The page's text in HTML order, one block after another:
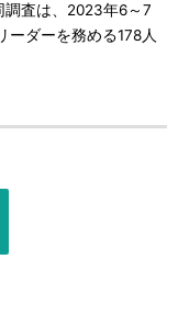
査は、2023年6～7
ーダーを務める178人